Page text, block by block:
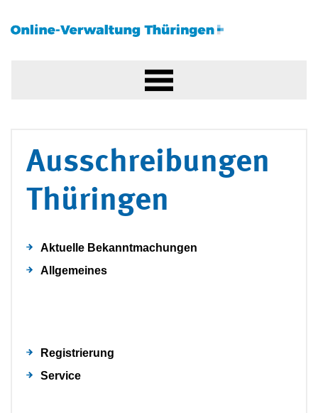
Ausschreibungen
Thüringen
Aktuelle Bekanntmachungen
Allgemeines
Registrierung
Service